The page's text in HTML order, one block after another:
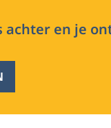
achter en je